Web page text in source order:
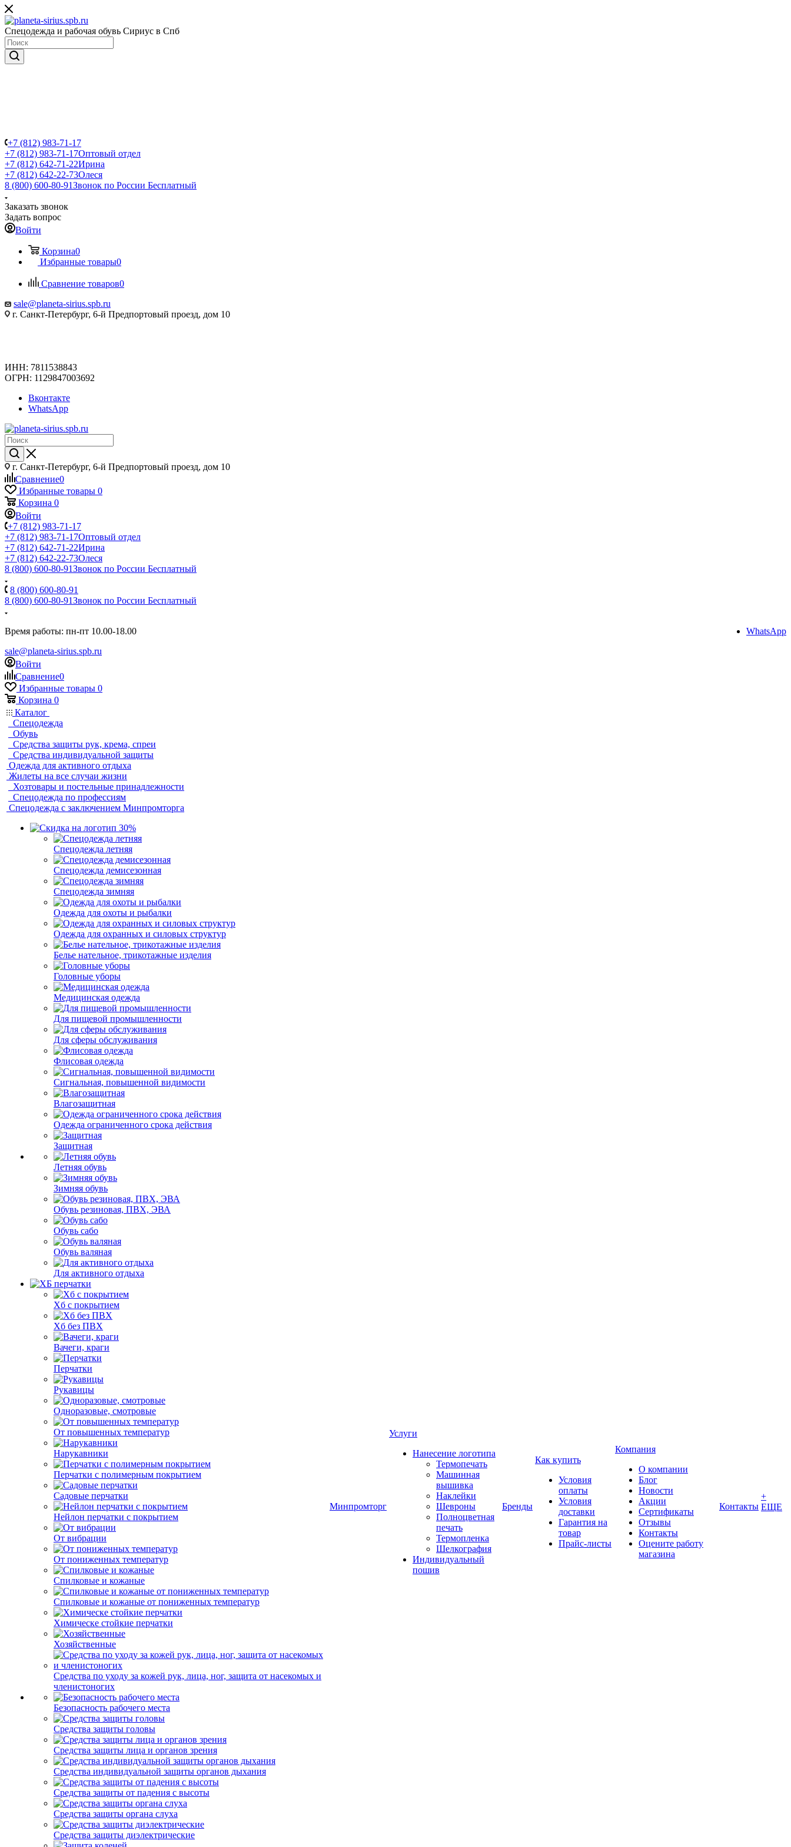
Спецодежда и рабочая обувь Сириус в Спб
+7 (812) 983-71-17
+7 (812) 983-71-17Оптовый отдел
+7 (812) 642-71-22Ирина
+7 (812) 642-22-73Олеся
8 (800) 600-80-91Звонок по России Бесплатный
Заказать звонок
Задать вопрос
Войти
Корзина0
Избранные товары0
Сравнение товаров0
sale@planeta-sirius.spb.ru
г. Санкт-Петербург, 6-й Предпортовый проезд, дом 10
ИНН: 7811538843
ОГРН: 1129847003692
Вконтакте
WhatsApp
г. Санкт-Петербург, 6-й Предпортовый проезд, дом 10
Сравнение0
Избранные товары 0
Корзина 0
Войти
+7 (812) 983-71-17
+7 (812) 983-71-17Оптовый отдел
+7 (812) 642-71-22Ирина
+7 (812) 642-22-73Олеся
8 (800) 600-80-91Звонок по России Бесплатный
8 (800) 600-80-91
8 (800) 600-80-91Звонок по России Бесплатный
Время работы: пн-пт 10.00-18.00
sale@planeta-sirius.spb.ru
WhatsApp
Войти
Сравнение0
Избранные товары 0
Корзина 0
Каталог
Спецодежда
Обувь
Средства защиты рук, крема, спреи
Средства индивидуальной защиты
Одежда для активного отдыха
Жилеты на все случаи жизни
Хозтовары и постельные принадлежности
Спецодежда по профессиям
Спецодежда с заключением Минпромторга
Спецодежда летняя
Спецодежда демисезонная
Спецодежда зимняя
Одежда для охоты и рыбалки
Одежда для охранных и силовых структур
Белье нательное, трикотажные изделия
Головные уборы
Медицинская одежда
Для пищевой промышленности
Для сферы обслуживания
Флисовая одежда
Сигнальная, повышенной видимости
Влагозащитная
Одежда ограниченного срока действия
Защитная
Летняя обувь
Зимняя обувь
Обувь резиновая, ПВХ, ЭВА
Обувь сабо
Обувь валяная
Для активного отдыха
Хб с покрытием
Хб без ПВХ
Вачеги, краги
Перчатки
Рукавицы
Одноразовые, смотровые
От повышенных температур
Нарукавники
Перчатки с полимерным покрытием
Садовые перчатки
Нейлон перчатки с покрытием
От вибрации
От пониженных температур
Спилковые и кожаные
Спилковые и кожаные от пониженных температур
Химическе стойкие перчатки
Хозяйственные
Средства по уходу за кожей рук, лица, ног, защита от насекомых и
членистоногих
Безопасность рабочего места
Средства защиты головы
Средства защиты лица и органов зрения
Средства индивидуальной защиты органов дыхания
Средства защиты от падения с высоты
Средства защиты органа слуха
Средства защиты диэлектрические
Минпромторг
Услуги
Нанесение логотипа
Термопечать
Машинная
вышивка
Наклейки
Шевроны
Полноцветная
печать
Термопленка
Шелкография
Индивидуальный
пошив
Бренды
Как купить
Условия
оплаты
Условия
доставки
Гарантия на
товар
Прайс-листы
Компания
О компании
Блог
Новости
Акции
Сертификаты
Отзывы
Контакты
Оцените работу
магазина
Контакты
+
ЕЩЕ